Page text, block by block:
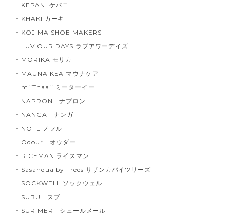
KEPANI ケパニ
KHAKI カーキ
KOJIMA SHOE MAKERS
LUV OUR DAYS ラブアワーデイズ
MORIKA モリカ
MAUNA KEA マウナケア
miiThaaii ミーターイー
NAPRON ナプロン
NANGA ナンガ
NOFL ノフル
Odour オウダー
RICEMAN ライスマン
Sasanqua by Trees サザンカバイツリーズ
SOCKWELL ソックウェル
SUBU スブ
SUR MER シュールメール